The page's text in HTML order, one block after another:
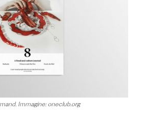
Immagine: oneclub.org